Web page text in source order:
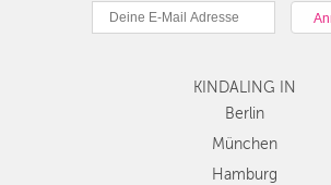
München
Hamburg
Köln
Düsseldorf
Stuttgart
Essen
KINDALING IN
Berlin
München
Hamburg